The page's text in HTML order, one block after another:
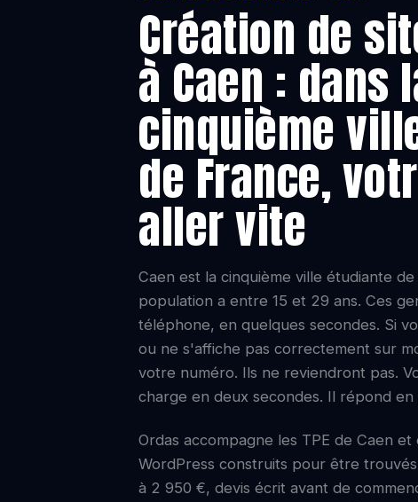
Création de
à Caen : dans
cinquième
de France,
aller vite
Caen est la cinquième ville étudiante
population a entre 15 et 29 ans. Ces
téléphone, en quelques secondes. Si
ou ne s'affiche pas correctement sur
votre numéro. Ils ne reviendront pas.
charge en deux secondes. Il répond en
Ordas accompagne les TPE de Caen
WordPress construits pour être
à 2 950 €, devis écrit avant de